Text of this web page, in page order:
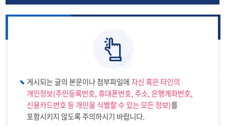
생활안전
재난안전
직업안전
게시되는 글의 본문이나 첨부파일에자신 혹은 타인의
개인정보(주민등록번호, 휴대폰번호, 주소, 은행계좌번호,
신용카드번호 등 개인을 식별할 수 있는 모든 정보)를
포함시키지 않도록 주의하시기 바랍니다.